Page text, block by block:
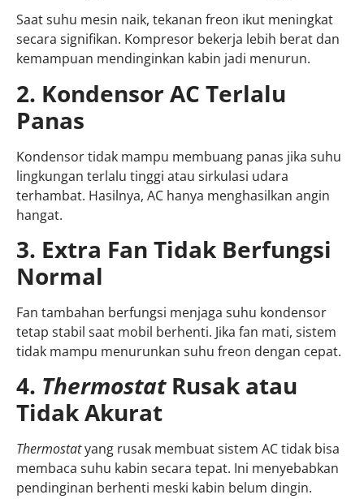
Saat suhu mesin naik, tekanan freon ikut meningkat
secara signifikan. Kompresor bekerja lebih berat dan
kemampuan mendinginkan kabin jadi menurun.
2. Kondensor AC Terlalu
Panas
Kondensor tidak mampu membuang panas jika suhu
lingkungan terlalu tinggi atau sirkulasi udara
terhambat. Hasilnya, AC hanya menghasilkan angin
hangat.
3. Extra Fan Tidak Berfungsi
Normal
Fan tambahan berfungsi menjaga suhu kondensor
tetap stabil saat mobil berhenti. Jika fan mati, sistem
tidak mampu menurunkan suhu freon dengan cepat.
4. ThermostatRusak atau
Tidak Akurat
Thermostatyang rusak membuat sistem AC tidak bisa
membaca suhu kabin secara tepat. Ini menyebabkan
pendinginan berhenti meski kabin belum dingin.